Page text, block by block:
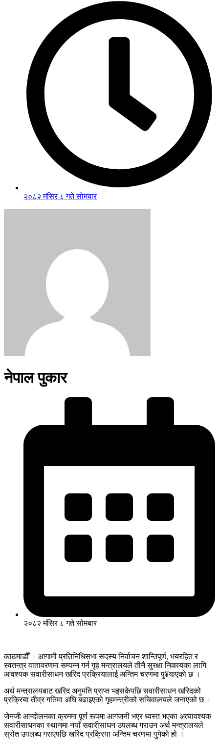
२०८२ मंसिर ८ गते सोमबार
नेपाल पुकार
२०८२ मंसिर ८ गते सोमबार
काठमाडौँ । आगामी प्रतिनिधिसभा सदस्य निर्वाचन शान्तिपूर्ण, भयरहित र
स्वतन्त्र वातावरणमा सम्पन्न गर्न गृह मन्त्रालयले तीनै सुरक्षा निकायका लागि
आवश्यक सवारीसाधन खरिद प्रक्रियालाई अन्तिम चरणमा पु¥याएको छ ।
अर्थ मन्त्रालयबाट खरिद अनुमति प्राप्त भइसकेपछि सवारीसाधन खरिदको
प्रक्रिया तीव्र गतिमा अघि बढाइएको गृहमन्त्रीको सचिवालयले जनाएको छ ।
जेनजी आन्दोलनका क्रममा पूर्ण रूपमा आगजनी भएर ध्वस्त भएका अत्यावश्यक
सवारीसाधनका स्थानमा नयाँ सवारीसाधन उपलब्ध गराउन अर्थ मन्त्रालयले
स्रोत उपलब्ध गराएपछि खरिद प्रक्रिया अन्तिम चरणमा पुगेको हो ।